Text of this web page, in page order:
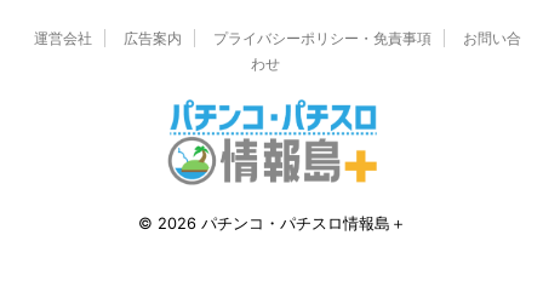
運営会社 広告案内 プライバシーポリシー・免責事項
お問い合
わせ
© 2026 パチンコ・パチスロ情報島＋